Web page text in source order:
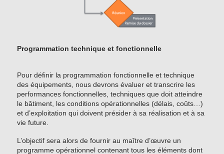
Programmation technique et fonctionnelle
Pour définir la programmation fonctionnelle et technique
des équipements, nous devrons évaluer et transcrire les
performances fonctionnelles, techniques que doit atteindre
le bâtiment, les conditions opérationnelles (délais, coûts…)
et d’exploitation qui doivent présider à sa réalisation et à sa
vie future.
L’objectif sera alors de fournir au maître d’œuvre un
programme opérationnel contenant tous les éléments dont